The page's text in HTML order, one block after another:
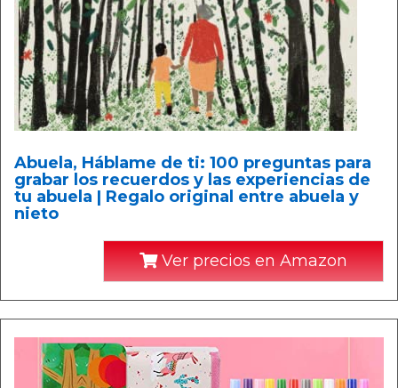
Abuela, Háblame de ti: 100 preguntas para
grabar los recuerdos y las experiencias de
tu abuela | Regalo original entre abuela y
nieto
Ver precios en Amazon